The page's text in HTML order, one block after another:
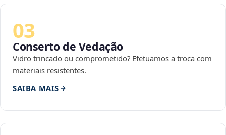
03
Conserto de Vedação
Vidro trincado ou comprometido? Efetuamos a troca com
materiais resistentes.
SAIBA MAIS